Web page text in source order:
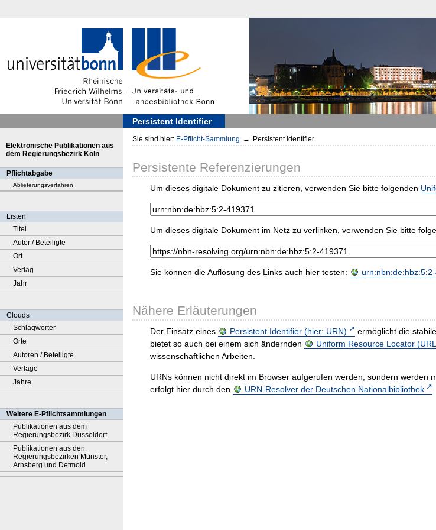
Persistent Identifier
Elektronische Publikationen aus
dem Regierungsbezirk Köln
Pflichtabgabe
Ablieferungsverfahren
Listen
Titel
Autor / Beteiligte
Ort
Verlag
Jahr
Clouds
Schlagwörter
Orte
Autoren / Beteiligte
Verlage
Jahre
Weitere E-Pflichtsammlungen
Publikationen aus dem
Regierungsbezirk Düsseldorf
Publikationen aus den
Regierungsbezirken Münster,
Arnsberg und Detmold
Sie sind hier: E-Pflicht-Sammlung → Persistent Identifier
Persistente Referenzierungen
Um dieses digitale Dokument zu zitieren, verwenden Sie bitte folgenden
Um dieses digitale Dokument im Netz zu verlinken, verwenden Sie bitte
Sie können die Auflösung des Links auch hier testen:
Nähere Erläuterungen
Der Einsatz eines Persistent Identifier (hier: URN)
ermöglicht die
bietet so auch bei einem sich ändernden
Uniform Resource Locator
wissenschaftlichen Arbeiten.
URNs können nicht direkt im Browser aufgerufen werden, sondern werden
erfolgt hier durch den
URN-Resolver der Deutschen Nationalbibliothek .